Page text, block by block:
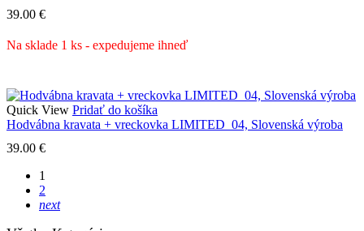
39.00 €
Na sklade 1 ks - expedujeme ihneď
Quick View Pridať do košíka
Hodvábna kravata + vreckovka LIMITED_04, Slovenská výroba
39.00 €
1
2
next